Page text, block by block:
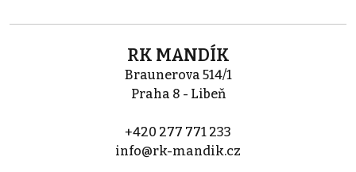
RK MANDÍK
Braunerova 514/1
Praha 8 - Libeň
+420 277 771 233
info@rk-mandik.cz